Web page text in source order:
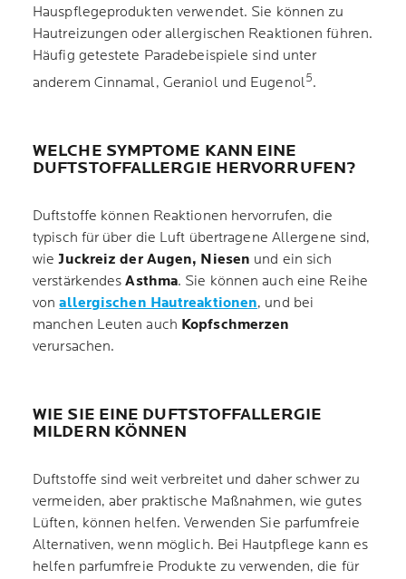
Hauspflegeprodukten verwendet. Sie können zu
Hautreizungen oder allergischen Reaktionen führen.
Häufig getestete Paradebeispiele sind unter
anderem Cinnamal, Geraniol und Eugenol5.
WELCHE SYMPTOME KANN EINE
DUFTSTOFFALLERGIE HERVORRUFEN?
Duftstoffe können Reaktionen hervorrufen, die
typisch für über die Luft übertragene Allergene sind,
wieJuckreiz der Augen, Niesen und ein sich
verstärkendesAsthma. Sie können auch eine Reihe
vonallergischen Hautreaktionen, und bei
manchen Leuten auch Kopfschmerzen
verursachen.
WIE SIE EINE DUFTSTOFFALLERGIE
MILDERN KÖNNEN
Duftstoffe sind weit verbreitet und daher schwer zu
vermeiden, aber praktische Maßnahmen, wie gutes
Lüften, können helfen. Verwenden Sie parfumfreie
Alternativen, wenn möglich. Bei Hautpflege kann es
helfen parfumfreie Produkte zu verwenden, die für